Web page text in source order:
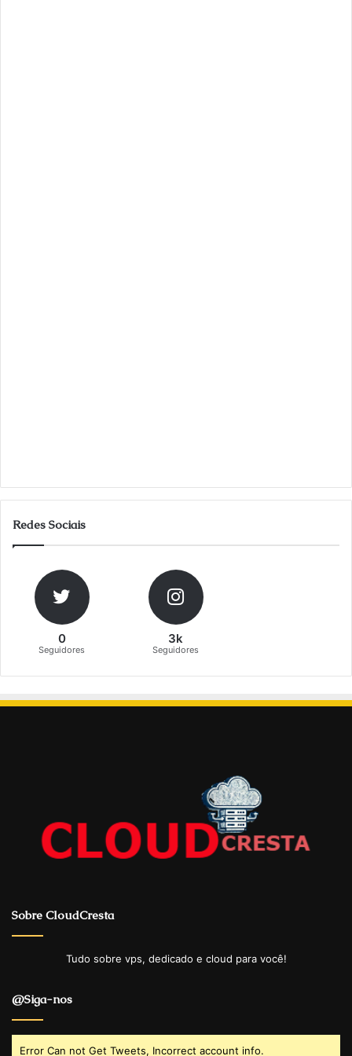
Redes Sociais
0
Seguidores
3k
Seguidores
Sobre CloudCresta
Tudo sobre vps, dedicado e cloud para você!
@Siga-nos
Error Can not Get Tweets, Incorrect account info.